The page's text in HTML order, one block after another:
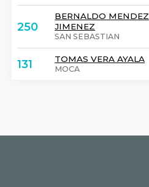
250
BERNALDO MENDEZ
JIMENEZ
SAN SEBASTIAN
131 TOMAS VERA AYALA
MOCA